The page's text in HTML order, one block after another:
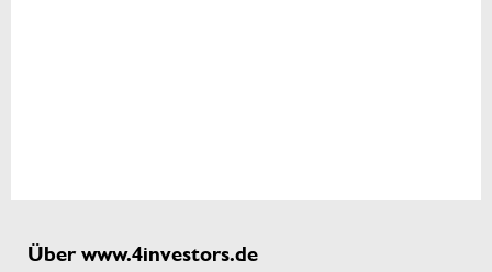
Über www.4investors.de